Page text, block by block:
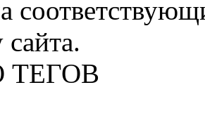
ТЕГОВ